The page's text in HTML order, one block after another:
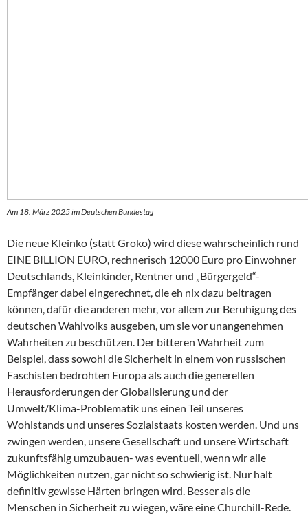
Am 18. März 2025 im Deutschen Bundestag
Die neue Kleinko (statt Groko) wird diese wahrscheinlich rund
EINE BILLION EURO, rechnerisch 12000 Euro pro Einwohner
Deutschlands, Kleinkinder, Rentner und „Bürgergeld“-
Empfänger dabei eingerechnet, die eh nix dazu beitragen
können, dafür die anderen mehr, vor allem zur Beruhigung des
deutschen Wahlvolks ausgeben, um sie vor unangenehmen
Wahrheiten zu beschützen. Der bitteren Wahrheit zum
Beispiel, dass sowohl die Sicherheit in einem von russischen
Faschisten bedrohten Europa als auch die generellen
Herausforderungen der Globalisierung und der
Umwelt/Klima-Problematik uns einen Teil unseres
Wohlstands und unseres Sozialstaats kosten werden. Und uns
zwingen werden, unsere Gesellschaft und unsere Wirtschaft
zukunftsfähig umzubauen- was eventuell, wenn wir alle
Möglichkeiten nutzen, gar nicht so schwierig ist. Nur halt
definitiv gewisse Härten bringen wird. Besser als die
Menschen in Sicherheit zu wiegen, wäre eine Churchill-Rede.